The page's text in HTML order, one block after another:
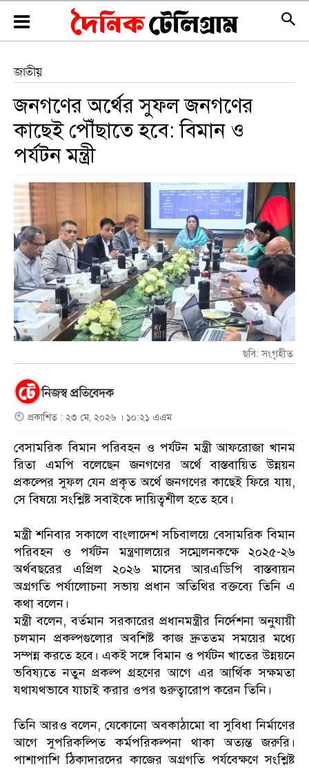
জাতীয়
জনগণের অর্থের সুফল জনগণের
কাছেই পৌঁছাতে হবে: বিমান ও
পর্যটন মন্ত্রী
ছবি: সংগৃহীত
নিজস্ব প্রতিবেদক
প্রকাশিত : ২৩ মে, ২০২৬ । ১০:২১ এএম
বেসামরিক বিমান পরিবহন ও পর্যটন মন্ত্রী আফরোজা খানম
রিতা এমপি বলেছেন জনগণের অর্থে বাস্তবায়িত উন্নয়ন
প্রকল্পের সুফল যেন প্রকৃত অর্থে জনগণের কাছেই ফিরে যায়,
সে বিষয়ে সংশ্লিষ্ট সবাইকে দায়িত্বশীল হতে হবে।
মন্ত্রী শনিবার সকালে বাংলাদেশ সচিবালয়ে বেসামরিক বিমান
পরিবহন ও পর্যটন মন্ত্রণালয়ের সম্মেলনকক্ষে ২০২৫-২৬
অর্থবছরের এপ্রিল ২০২৬ মাসের আরএডিপি বাস্তবায়ন
অগ্রগতি পর্যালোচনা সভায় প্রধান অতিথির বক্তব্যে তিনি এ
কথা বলেন।
মন্ত্রী বলেন, বর্তমান সরকারের প্রধানমন্ত্রীর নির্দেশনা অনুযায়ী
চলমান প্রকল্পগুলোর অবশিষ্ট কাজ দ্রুততম সময়ের মধ্যে
সম্পন্ন করতে হবে। একই সঙ্গে বিমান ও পর্যটন খাতের উন্নয়নে
ভবিষ্যতে নতুন প্রকল্প গ্রহণের আগে এর আর্থিক সক্ষমতা
যথাযথভাবে যাচাই করার ওপর গুরুত্বারোপ করেন তিনি।
তিনি আরও বলেন, যেকোনো অবকাঠামো বা সুবিধা নির্মাণের
আগে সুপরিকল্পিত কর্মপরিকল্পনা থাকা অত্যন্ত জরুরি।
পাশাপাশি ঠিকাদারদের কাজের অগ্রগতি পর্যবেক্ষণে সংশ্লিষ্ট